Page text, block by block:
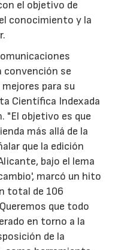
el objetivo de
conocimiento y la
convención se
para su
Científica Indexada
"El objetivo es que
más allá de la
que la edición
bajo el lema
marcó un hito
total de 106
que todo
en torno a la
de la